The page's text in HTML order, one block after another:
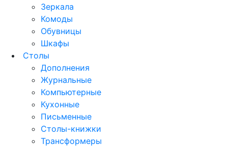
Зеркала
Комоды
Обувницы
Шкафы
Столы
Дополнения
Журнальные
Компьютерные
Кухонные
Письменные
Столы-книжки
Трансформеры